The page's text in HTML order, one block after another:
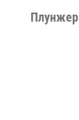
Плунжер